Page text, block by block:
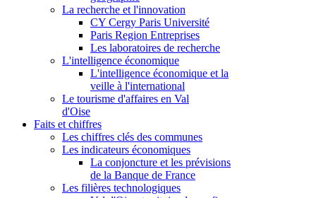
La recherche et l'innovation
CY Cergy Paris Université
Paris Region Entreprises
Les laboratoires de recherche
L'intelligence économique
L'intelligence économique et la
veille à l'international
Le tourisme d'affaires en Val
d'Oise
Faits et chiffres
Les chiffres clés des communes
Les indicateurs économiques
La conjoncture et les prévisions
de la Banque de France
Les filières technologiques